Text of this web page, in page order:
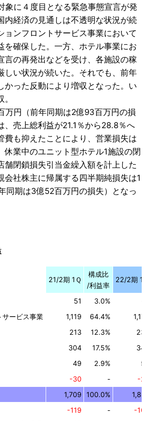
象に４度目となる緊急事態宣言が発
内経済の見通しは不透明な状況が続
ョンフロントサービス事業において
を確保した。一方、ホテル事業にお
言の再発出などを受け、各施設の稼
しい状況が続いた。それでも、前年
かった反動により増収となった。い
万円（前年同期は2億93百万円の損
、売上総利益が21.1％から28.8％へ
費も抑えたことにより、営業損失は
休業中のユニット型ホテル1施設の閉
舗閉鎖損失引当金繰入額を計上した
会社株主に帰属する四半期純損失は1
同期は3億52百万円の損失）となっ
21/2期 1Ｑ
構成比
/利益率
22/2期 1Ｑ
51 3.0%
サービス事業
1,119 64.4%
1,175
213 12.3%
239
304 17.5%
340
49 2.9%
53
-30 -
-28
1,709 100.0%
1,847
-119 -
-105